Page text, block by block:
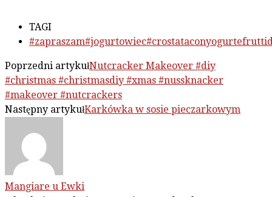
TAGI
Poprzedni artykułNutcracker Makeover #diy
#christmas #christmasdiy #xmas #nussknacker
#makeover #nutcrackers
Następny artykułKarkówka w sosie pieczarkowym
Mangiare u Ewki